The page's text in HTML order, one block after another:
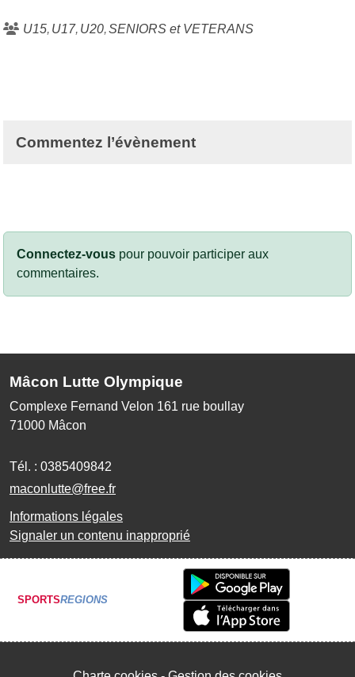
U15 U17 U20 SENIORS et VETERANS
Commentez l’évènement
Connectez-vous pour pouvoir participer aux
commentaires.
Mâcon Lutte Olympique
Complexe Fernand Velon 161 rue boullay
71000 Mâcon
Tél. : 0385409842
maconlutte@free.fr
Informations légales
Signaler un contenu inapproprié
SPORTSREGIONS